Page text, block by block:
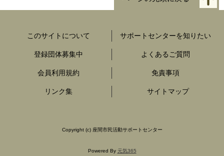
このサイトについて サポートセンターを知りたい
登録団体募集中 よくあるご質問
会員利用規約 免責事項
リンク集 サイトマップ
Copyright (c) 座間市民活動サポートセンター
Powered By 元気365